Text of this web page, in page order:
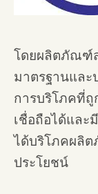
โดยผลิตภัณฑ์
มาตรฐานและ
การบริโภคที่
เชื่อถือได้และ
ได้บริโภคผลิ
ประโยชน์